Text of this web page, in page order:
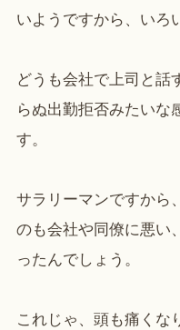
いようですから、いろ
どうも会社で上司と話
らぬ出勤拒否みたいな
す。
サラリーマンですから
のも会社や同僚に悪い
ったんでしょう。
これじゃ、頭も痛くな